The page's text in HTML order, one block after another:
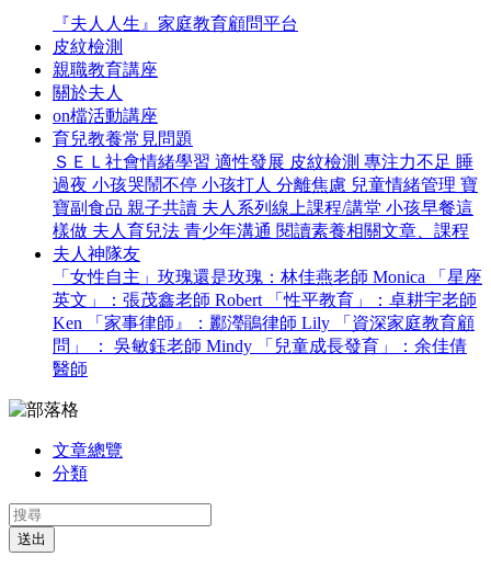
『夫人人生』家庭教育顧問平台
皮紋檢測
親職教育講座
關於夫人
on檔活動講座
育兒教養常見問題
ＳＥＬ社會情緒學習 適性發展 皮紋檢測 專注力不足 睡
過夜 小孩哭鬧不停 小孩打人 分離焦慮 兒童情緒管理 寶
寶副食品 親子共讀 夫人系列線上課程/講堂 小孩早餐這
樣做 夫人育兒法 青少年溝通 閱讀素養相關文章、課程
夫人神隊友
「女性自主」玫瑰還是玫瑰：林佳燕老師 Monica
「星座
英文」：張茂鑫老師 Robert
「性平教育」：卓耕宇老師
Ken
「家事律師』：酈瀅鵑律師 Lily
「資深家庭教育顧
問」 ： 吳敏鈺老師 Mindy
「兒童成長發育」：余佳倩
醫師
文章總覽
分類
送出